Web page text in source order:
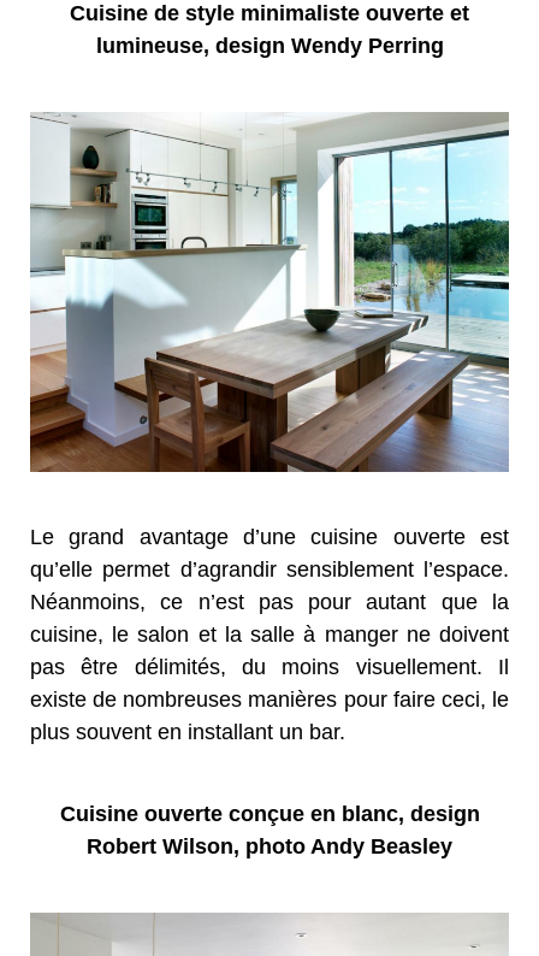
Cuisine de style minimaliste ouverte et
lumineuse, design Wendy Perring
Le grand avantage d’une cuisine ouverte est
qu’elle permet d’agrandir sensiblement l’espace.
Néanmoins, ce n’est pas pour autant que la
cuisine, le salon et la salle à manger ne doivent
pas être délimités, du moins visuellement. Il
existe de nombreuses manières pour faire ceci, le
plus souvent en installant un bar.
Cuisine ouverte conçue en blanc, design
Robert Wilson, photo Andy Beasley